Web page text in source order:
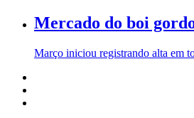
Mercado do boi
Março iniciou registrando alta em